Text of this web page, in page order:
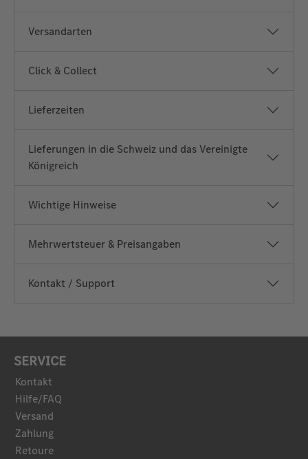
Versandarten
Click & Collect
Lieferzeiten
Lieferungen in die Schweiz und das Vereinigte
Königreich
Wichtige Hinweise
Mehrwertsteuer & Preisangaben
Kontakt / Support
SERVICE
Kontakt
Hilfe/FAQ
Versand
Zahlung
Retoure